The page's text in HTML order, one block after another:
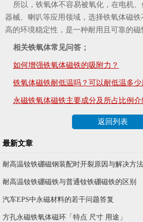
所以，铁氧体不容易被氧化，在电机、
器械、喇叭等应用领域，选择铁氧体磁
高的环境稳定性，是一种耐用且可靠的磁
相关铁氧体常见问答；
如何增强铁氧体磁铁的吸附力？
铁氧体磁铁耐低温吗？可以耐低温多少
永磁铁氧体磁铁主要成分及所占比例介
返回列表
最新文章
耐高温钕铁硼磁钢装配时开裂原因与解决方法
耐高温钕铁硼磁铁与普通钕铁硼磁铁的区别
汽车EPS中永磁材料的若干问题答复
方孔永磁铁氧体磁环「特点 尺寸 用途」